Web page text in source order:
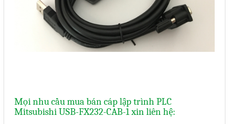
Mọi nhu cầu mua bán cáp lập trình PLC
Mitsubishi USB-FX232-CAB-1 xin liên hệ: